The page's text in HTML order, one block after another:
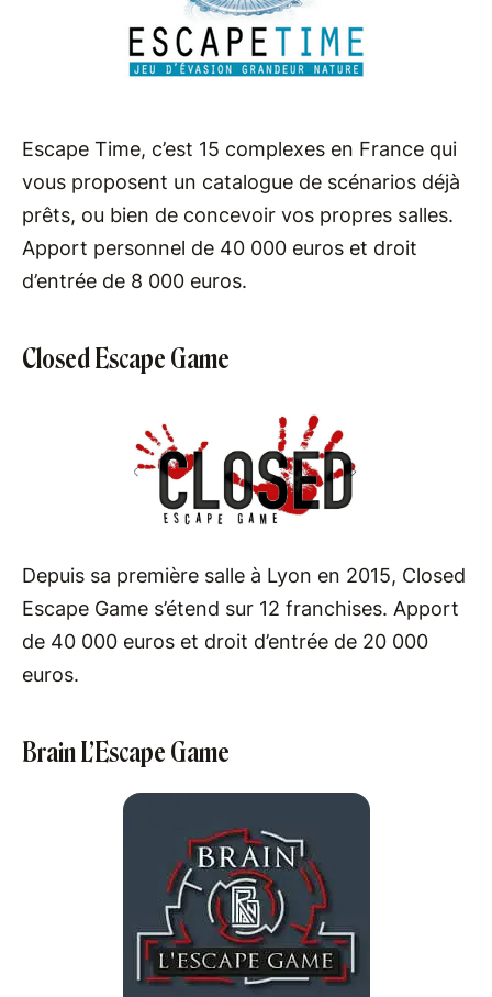
Escape Time, c’est 15 complexes en France qui
vous proposent un catalogue de scénarios déjà
prêts, ou bien de concevoir vos propres salles.
Apport personnel de 40 000 euros et droit
d’entrée de 8 000 euros.
Closed Escape Game
Depuis sa première salle à Lyon en 2015, Closed
Escape Game s’étend sur 12 franchises. Apport
de 40 000 euros et droit d’entrée de 20 000
euros.
Brain L’Escape Game